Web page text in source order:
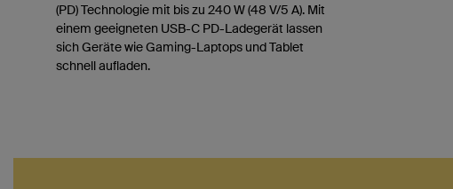
(PD) Technologie mit bis zu 240 W (48 V/5 A). Mit
einem geeigneten USB-C PD-Ladegerät lassen
sich Geräte wie Gaming-Laptops und Tablet
schnell aufladen.